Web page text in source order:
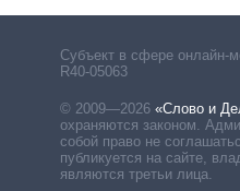
Субъект в сфере онлайн-
R40-05063
© 2009—2026 «Слово и
охраняются законом.
собой право не
публикуется на сайте,
являются третьи лица.